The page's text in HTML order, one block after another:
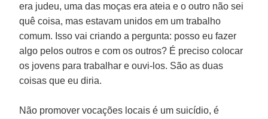
era judeu, uma das moças era ateia e o outro não sei
quê coisa, mas estavam unidos em um trabalho
comum. Isso vai criando a pergunta: posso eu fazer
algo pelos outros e com os outros? É preciso colocar
os jovens para trabalhar e ouvi-los. São as duas
coisas que eu diria.
Não promover vocações locais é um suicídio, é